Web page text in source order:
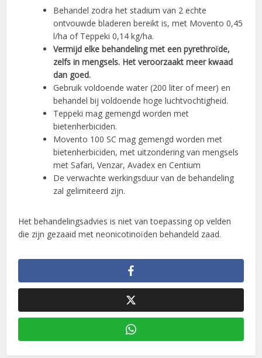
Behandel zodra het stadium van 2 echte
ontvouwde bladeren bereikt is, met Movento 0,45
l/ha of Teppeki 0,14 kg/ha.
Vermijd elke behandeling met een pyrethroïde,
zelfs in mengsels. Het veroorzaakt meer kwaad
dan goed.
Gebruik voldoende water (200 liter of meer) en
behandel bij voldoende hoge luchtvochtigheid.
Teppeki mag gemengd worden met
bietenherbiciden.
Movento 100 SC mag gemengd worden met
bietenherbiciden, met uitzondering van mengsels
met Safari, Venzar, Avadex en Centium
De verwachte werkingsduur van de behandeling
zal gelimiteerd zijn.
Het behandelingsadvies is niet van toepassing op velden
die zijn gezaaid met neonicotinoïden behandeld zaad.